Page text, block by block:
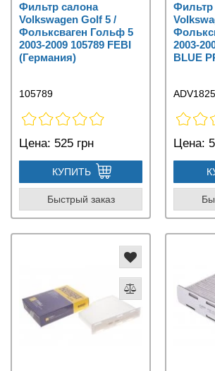
Фильтр салона
Volkswagen Golf 5 /
Фольксваген Гольф 5
2003-2009 105789 FEBI
(Германия)
105789
Цена: 525 грн
КУПИТЬ
Быстрый заказ
Фильтр
2003-
BLUE
Цена: